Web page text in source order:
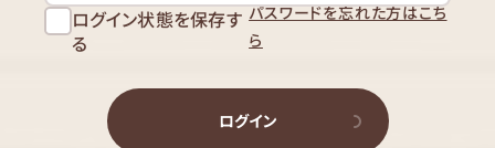
ログイン状態を保存す
る
パスワードを忘れた方はこち
ら
ログイン